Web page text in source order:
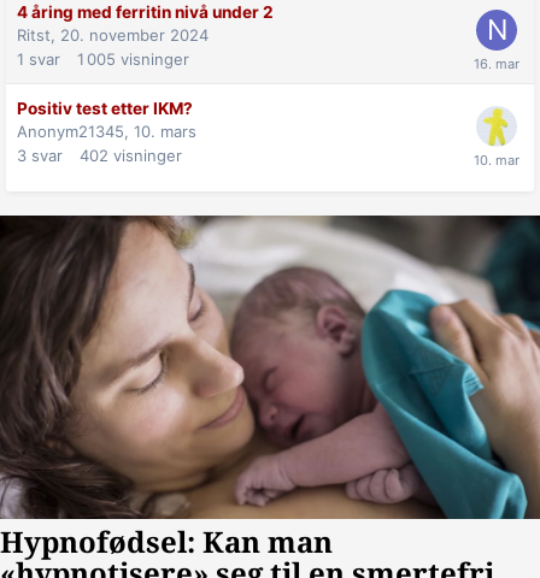
4 åring med ferritin nivå under 2
Ritst, 20. november 2024
1 svar 1 005 visninger
Positiv test etter IKM?
Anonym21345, 10. mars
3 svar 402 visninger